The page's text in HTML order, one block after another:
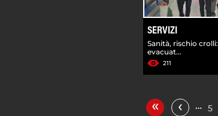
SERVIZI
Sanità, rischio crolli:
evacuat...
211
« ‹ … 5